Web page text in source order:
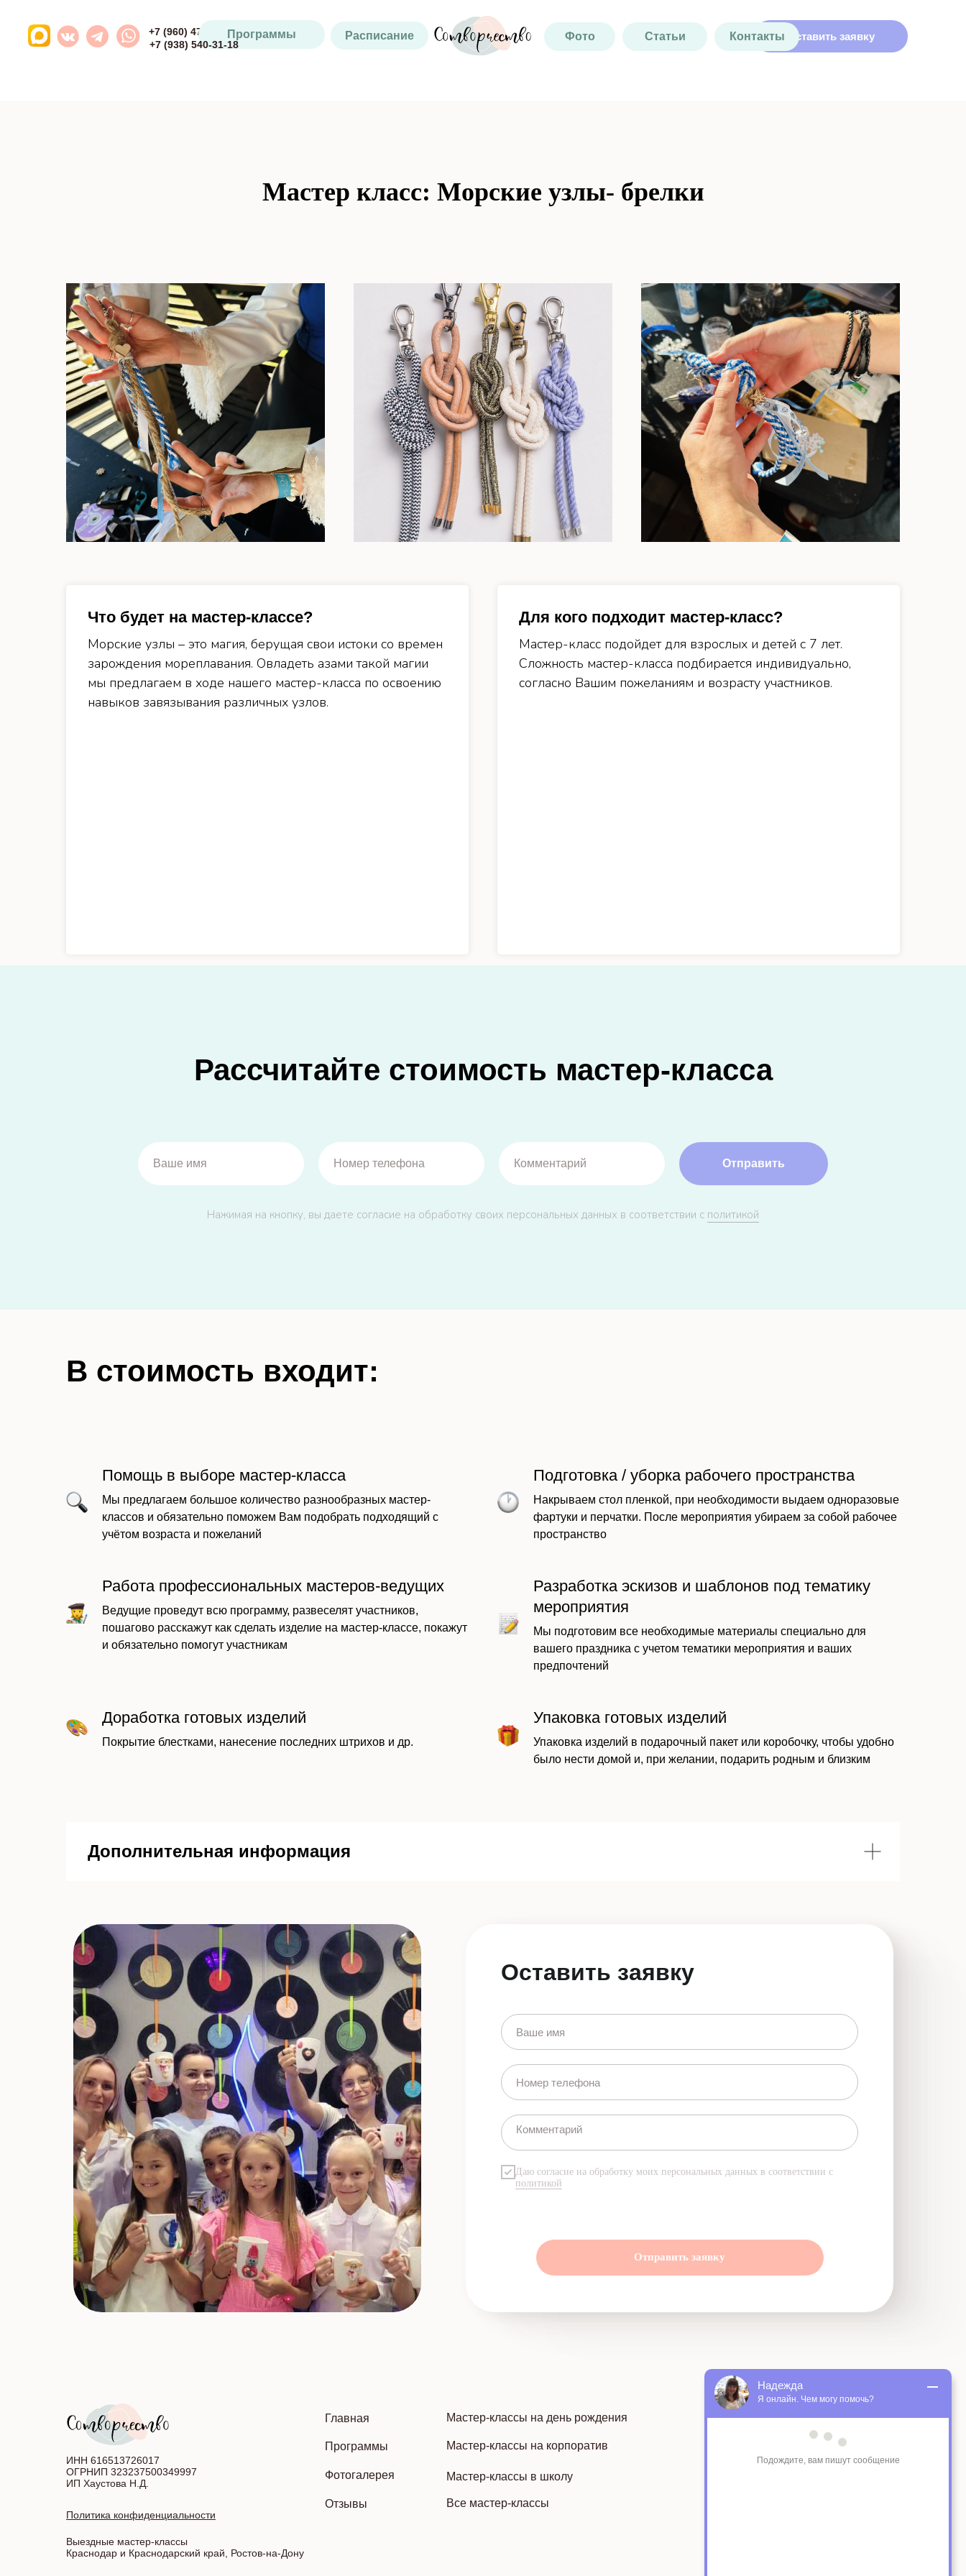
+7 (960) 471-93-64 Оставить заявку
Программы Расписание Фото Статьи Контакты
+7 (938) 540-31-18
Мастер класс: Морские узлы- брелки
Что будет на мастер-классе?
Морские узлы – это магия, берущая свои истоки со времен
зарождения мореплавания. Овладеть азами такой магии
мы предлагаем в ходе нашего мастер-класса по освоению
навыков завязывания различных узлов.
Для кого подходит мастер-класс?
Мастер-класс подойдет для взрослых и детей с 7 лет.
Сложность мастер-класса подбирается индивидуально,
согласно Вашим пожеланиям и возрасту участников.
Рассчитайте стоимость мастер-класса
Отправить
Нажимая на кнопку, вы даете согласие на обработку своих персональных данных в соответствии с политикой
В стоимость входит:
Помощь в выборе мастер-класса
Мы предлагаем большое количество разнообразных мастер-
классов и обязательно поможем Вам подобрать подходящий с
учётом возраста и пожеланий
Подготовка / уборка рабочего пространства
Накрываем стол пленкой, при необходимости выдаем одноразовые
фартуки и перчатки. После мероприятия убираем за собой рабочее
пространство
Работа профессиональных мастеров-ведущих
Ведущие проведут всю программу, развеселят участников,
пошагово расскажут как сделать изделие на мастер-классе, покажут
и обязательно помогут участникам
Разработка эскизов и шаблонов под тематику
мероприятия
Мы подготовим все необходимые материалы специально для
вашего праздника с учетом тематики мероприятия и ваших
предпочтений
Доработка готовых изделий
Покрытие блестками, нанесение последних штрихов и др.
Упаковка готовых изделий
Упаковка изделий в подарочный пакет или коробочку, чтобы удобно
было нести домой и, при желании, подарить родным и близким
Дополнительная информация
Оставить заявку
Даю согласие на обработку моих персональных данных в соответствии с
политикой
Отправить заявку
Выездные мастер-классы
Краснодар и Краснодарский край, Ростов-на-Дону
ИНН 616513726017
ОГРНИП 323237500349997
ИП Хаустова Н.Д.
Политика конфиденциальности
Главная
Программы
Фотогалерея
Отзывы
Мастер-классы на день рождения
Мастер-классы на корпоратив
Мастер-классы в школу
Все мастер-классы
Надежда
Я онлайн. Чем могу помочь?
Подождите, вам пишут сообщение